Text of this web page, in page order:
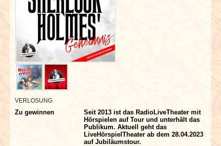
SPECIALS
REDAKTION
LINKS
ARCHIV
VERLOSUNG
Zu gewinnen
Seit 2013 ist das RadioLiveTheater mit
Hörspielen auf Tour und unterhält das
Publikum. Aktuell geht das
LiveHörspielTheater ab dem 28.04.2023
auf Jubiläumstour.